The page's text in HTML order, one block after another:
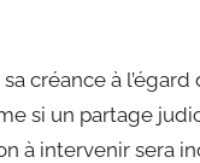
créance à
si un partage
à intervenir sera